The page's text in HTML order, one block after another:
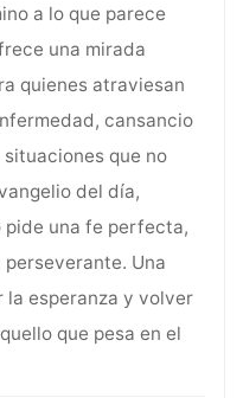
a lo que parece
una mirada
quienes atraviesan
cansancio
que no
del día,
pide una fe perfecta,
Una
la esperanza y volver
que pesa en el